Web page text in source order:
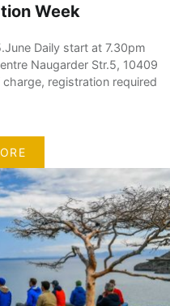
Week
Daily start at 7.30pm
Naugarder Str.5, 10409
registration required